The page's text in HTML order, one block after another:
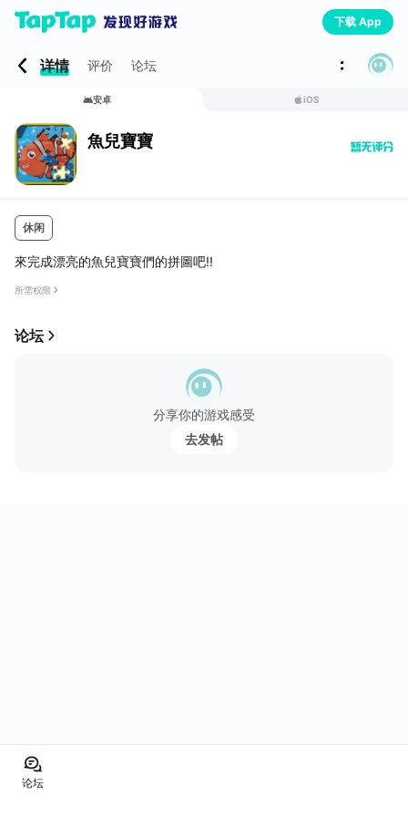
下载 App
详情 评价 论坛
安卓 iOS
魚兒寶寶
休闲
來完成漂亮的魚兒寶寶們的拼圖吧!!
所需权限
论坛
分享你的游戏感受
去发帖
论坛